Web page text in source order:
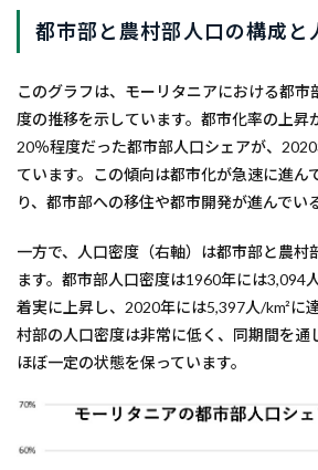
都市部と農村部人口の構成と
このグラフは、モーリタニアにおける都市
度の推移を示しています。都市化率の上昇
20％程度だった都市部人口シェアが、
ています。この傾向は都市化が急速に進ん
り、都市部への移住や都市開発が進んでい
一方で、人口密度（右軸）は都市部と農村
ます。都市部人口密度は1960年には3,094
着実に上昇し、2020年には5,397人/km²に
村部の人口密度は非常に低く、同期間を通
ほぼ一定の状態を保っています。